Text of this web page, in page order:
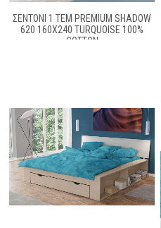
ΣΕΝΤΌΝΙ 1 ΤΕΜ PREMIUM SHADOW
620 160X240 TURQUOISE 100%
COTTON